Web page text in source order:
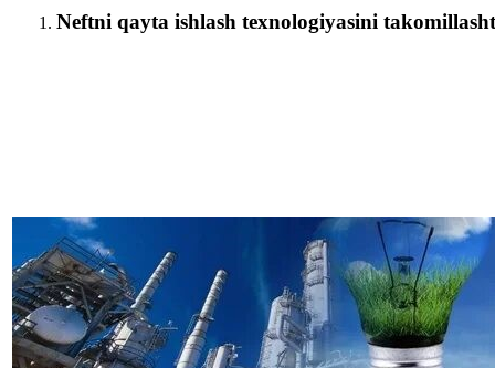
Neftni qayta ishlash texnologiyasini